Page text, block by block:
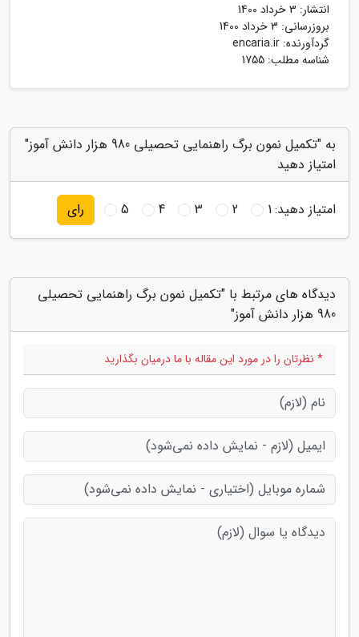
انتشار: 3 خرداد 1400
بروزرسانی: 3 خرداد 1400
گردآورنده: encaria.ir
شناسه مطلب: 1755
به "تکمیل نمون برگ راهنمایی تحصیلی 980 هزار دانش آموز"
امتیاز دهید
امتیاز دهید:1
2
3
4
5 رای
دیدگاه های مرتبط با "تکمیل نمون برگ راهنمایی تحصیلی
980 هزار دانش آموز"
* نظرتان را در مورد این مقاله با ما درمیان بگذارید